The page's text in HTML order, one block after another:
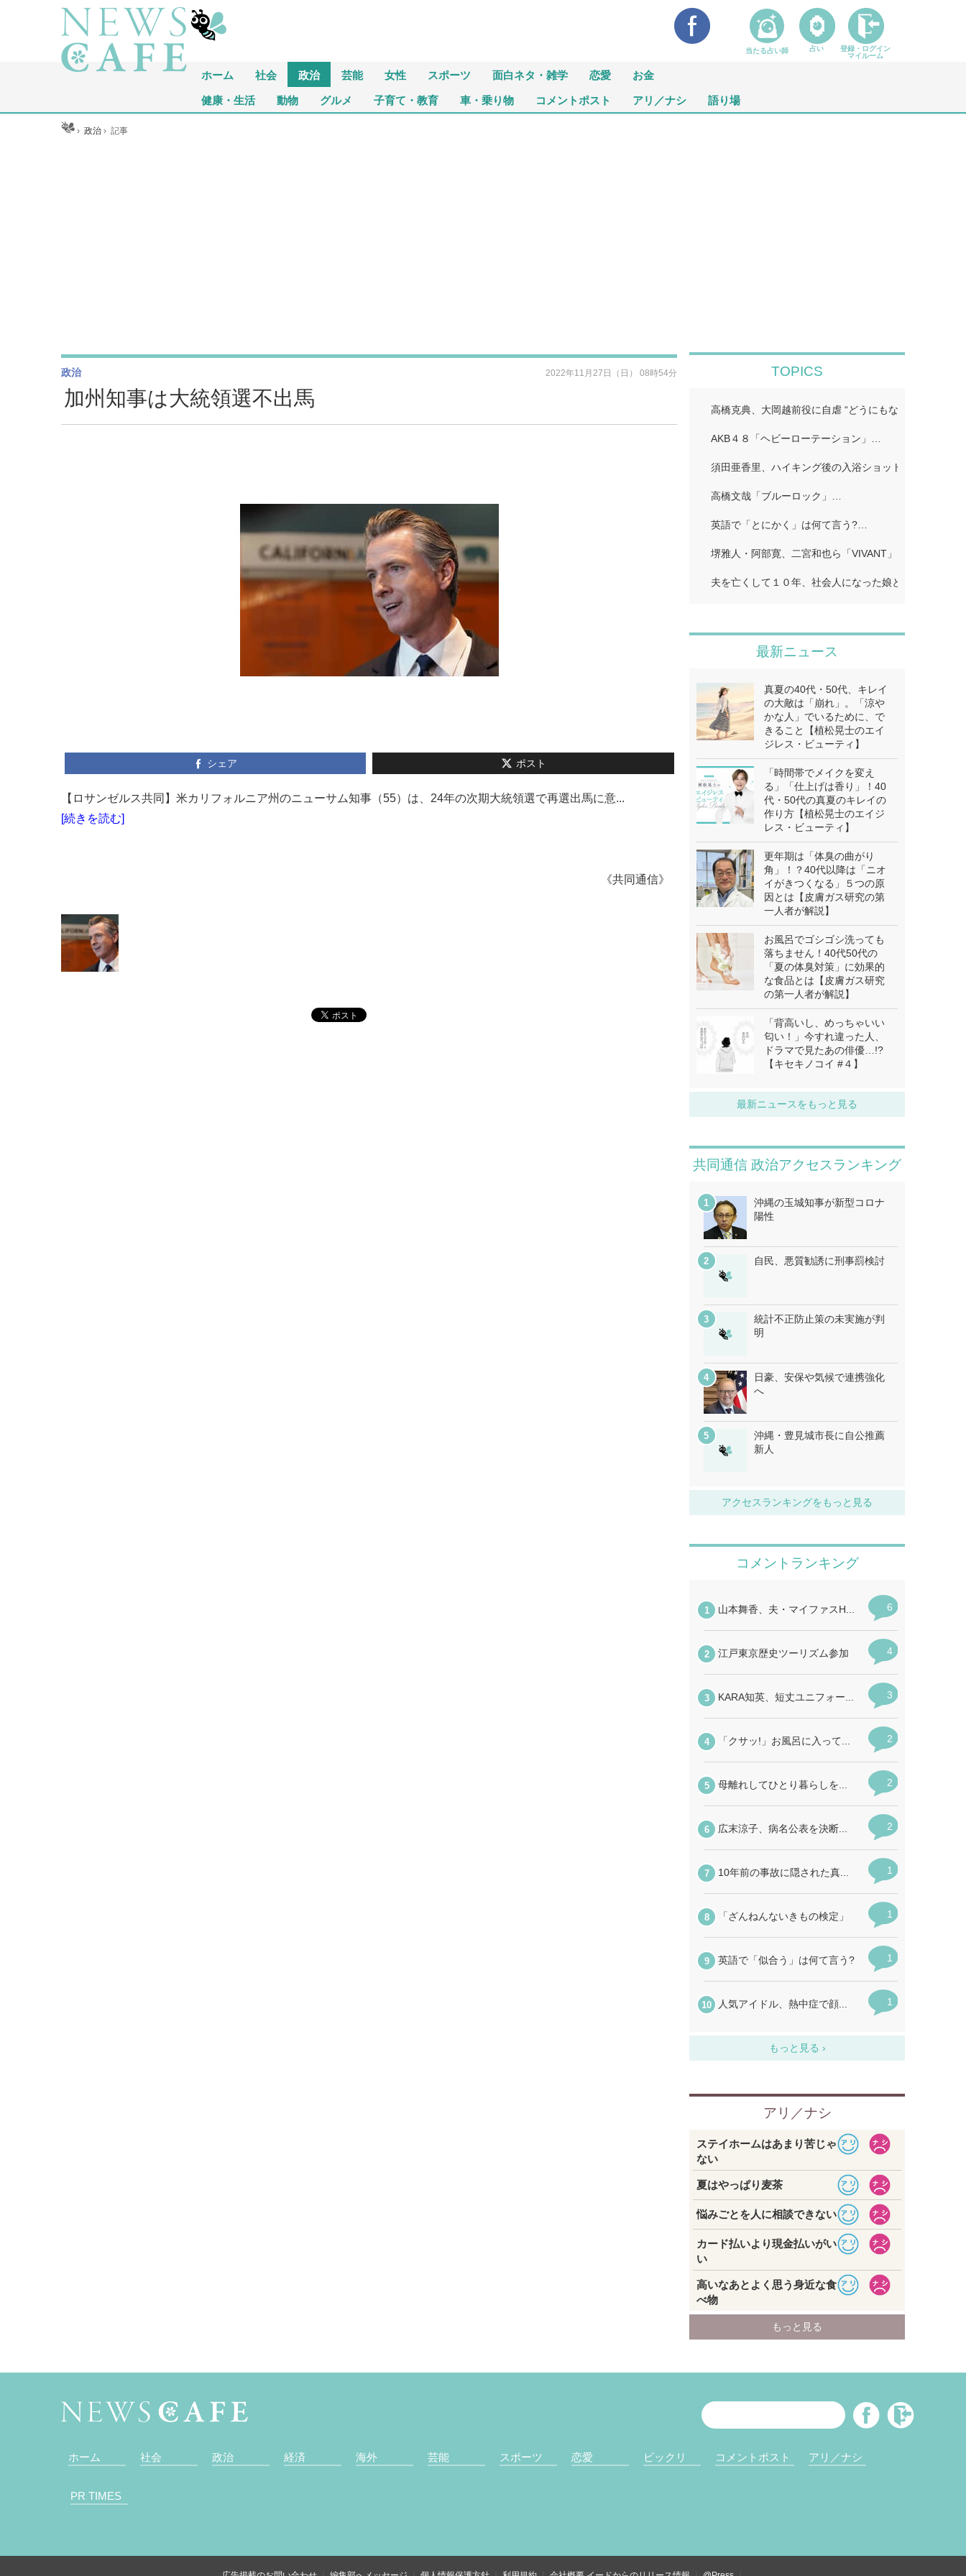
ホーム 社会 政治 芸能 女性 スポーツ 面白ネタ・雑学 恋愛 お金
健康・生活 動物 グルメ 子育て・教育 車・乗り物 コメントポスト アリ／ナシ 語り場
ホーム ›政治 ›記事
加州知事は大統領選不出馬
政治 2022年11月27日（日） 08時54分
シェア ポスト
【ロサンゼルス共同】米カリフォルニア州のニューサム知事（55）は、24年の次期大統領選で再選出馬に意...
[続きを読む]
《共同通信》
TOPICS
高橋克典、大岡越前役に自虐 “どうにもならないポイ
AKB４８「ヘビーローテーション」…
須田亜香里、ハイキング後の入浴ショット公開「ドキ
高橋文哉「ブルーロック」…
英語で「とにかく」は何て言う?…
堺雅人・阿部寛、二宮和也ら「VIVANT」…
夫を亡くして１０年、社会人になった娘とふたり暮ら
最新ニュース
真夏の40代・50代、キレイ
の大敵は「崩れ」。「涼や
かな人」でいるために、で
きること【植松晃士のエイ
ジレス・ビューティ】
「時間帯でメイクを変え
る」「仕上げは香り」！40
代・50代の真夏のキレイの
作り方【植松晃士のエイジ
レス・ビューティ】
更年期は「体臭の曲がり
角」！？40代以降は「ニオ
イがきつくなる」５つの原
因とは【皮膚ガス研究の第
一人者が解説】
お風呂でゴシゴシ洗っても
落ちません！40代50代の
「夏の体臭対策」に効果的
な食品とは【皮膚ガス研究
の第一人者が解説】
「背高いし、めっちゃいい
匂い！」今すれ違った人、
ドラマで見たあの俳優…!?
【キセキノコイ #４】
最新ニュースをもっと見る
共同通信 政治アクセスランキング
沖縄の玉城知事が新型コロナ
陽性
自民、悪質勧誘に刑事罰検討
統計不正防止策の未実施が判
明
日豪、安保や気候で連携強化
へ
沖縄・豊見城市長に自公推薦
新人
アクセスランキングをもっと見る
ホーム 社会 政治 経済 海外 芸能 スポーツ 恋愛 ビックリ コメントポスト アリ／ナシ
PR TIMES
当たる占い師 占い
登録・ログイン
マイルーム